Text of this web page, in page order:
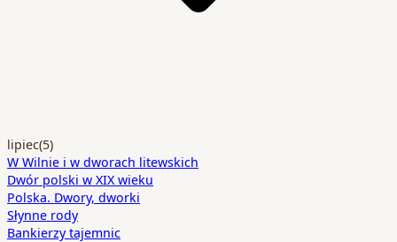
lipiec(5)
W Wilnie i w dworach litewskich
Dwór polski w XIX wieku
Polska. Dwory, dworki
Słynne rody
Bankierzy tajemnic